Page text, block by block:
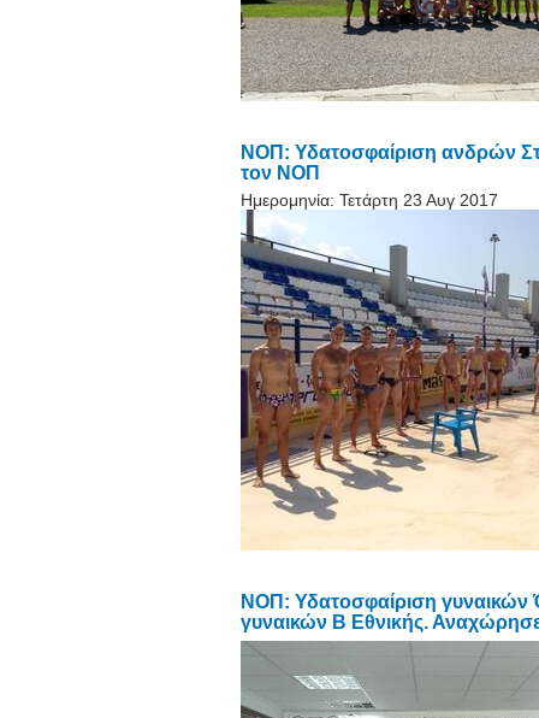
ΝΟΠ: Υδατοσφαίριση ανδρών
τον ΝΟΠ
Ημερομηνία: Τετάρτη 23 Αυγ 2017
NOΠ: Υδατοσφαίριση
γυναικών Β Εθνικής.